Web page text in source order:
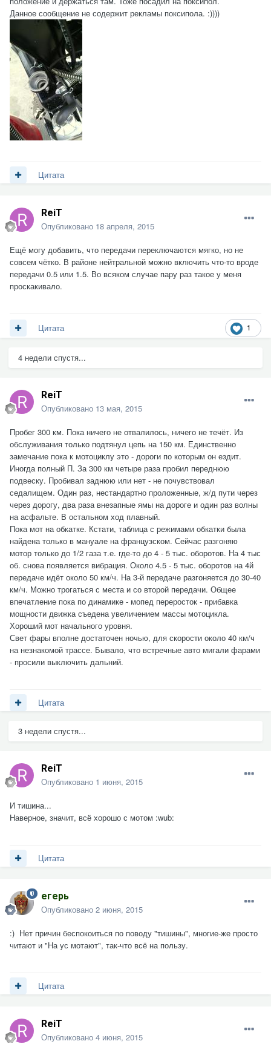
Данное сообщение не содержит рекламы поксипола. :))))
Цитата
ReiT
Опубликовано 18 апреля, 2015
Ещё могу добавить, что передачи переключаются мягко, но не
совсем чётко. В районе нейтральной можно включить что-то вроде
передачи 0.5 или 1.5. Во всяком случае пару раз такое у меня
проскакивало.
1
Цитата
4 недели спустя...
ReiT
Опубликовано 13 мая, 2015
Пробег 300 км. Пока ничего не отвалилось, ничего не течёт. Из
обслуживания только подтянул цепь на 150 км. Единственно
замечание пока к мотоциклу это - дороги по которым он ездит.
Иногда полный П. За 300 км четыре раза пробил переднюю
подвеску. Пробивал заднюю или нет - не почувствовал
седалищем. Один раз, нестандартно проложенные, ж/д пути через
через дорогу, два раза внезапные ямы на дороге и один раз волны
на асфальте. В остальном ход плавный.
Пока мот на обкатке. Кстати, таблица с режимами обкатки была
найдена только в мануале на французском. Сейчас разгоняю
мотор только до 1/2 газа т.е. где-то до 4 - 5 тыс. оборотов. На 4 тыс
об. снова появляется вибрация. Около 4.5 - 5 тыс. оборотов на 4й
передаче идёт около 50 км/ч. На 3-й передаче разгоняется до 30-40
км/ч. Можно трогаться с места и со второй передачи. Общее
впечатление пока по динамике - мопед переросток - прибавка
мощности движка съедена увеличением массы мотоцикла.
Хороший мот начального уровня.
Свет фары вполне достаточен ночью, для скорости около 40 км/ч
на незнакомой трассе. Бывало, что встречные авто мигали фарами
- просили выключить дальний.
Цитата
3 недели спустя...
ReiT
Опубликовано 1 июня, 2015
И тишина...
Наверное, значит, всё хорошо с мотом :wub:
Цитата
егерь
Опубликовано 2 июня, 2015
:) Нет причин беспокоиться по поводу "тишины", многие-же просто
читают и "На ус мотают", так-что всё на пользу.
Цитата
ReiT
Опубликовано 4 июня, 2015